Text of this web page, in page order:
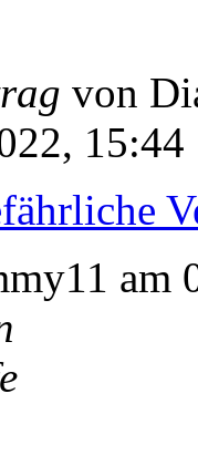
von
15:44
am